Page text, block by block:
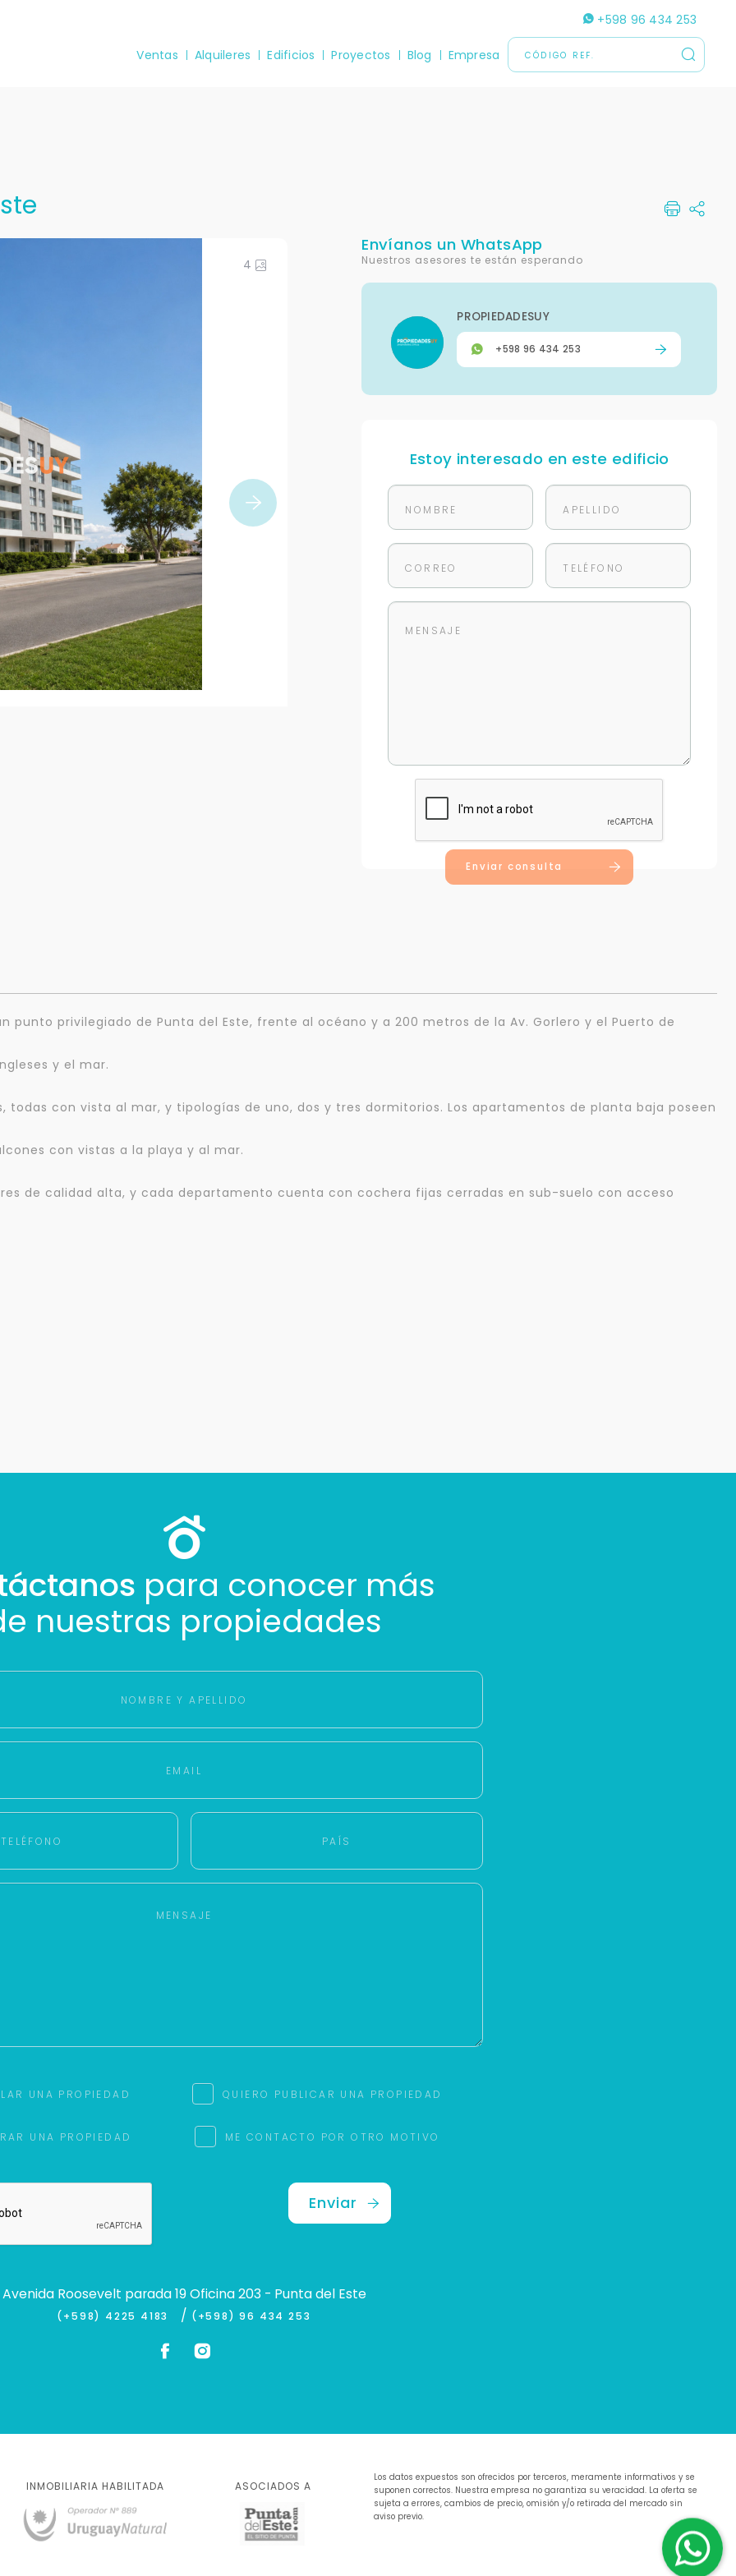
+598 96 434 253
Ventas Alquileres Edificios Proyectos Blog Empresa
4
Envíanos un WhatsApp
Nuestros asesores te están esperando
PROPIEDADESUY
+598 96 434 253
Estoy interesado en este edificio
Enviar consulta
punto privilegiado de Punta del Este, frente al océano y a 200 metros de la Av. Gorlero y el Puerto de
y el mar.
con vista al mar, y tipologías de uno, dos y tres dormitorios. Los apartamentos de planta baja poseen
con vistas a la playa y al mar.
de calidad alta, y cada departamento cuenta con cochera fijas cerradas en sub-suelo con acceso
para conocer más
nuestras propiedades
UNA PROPIEDAD QUIERO PUBLICAR UNA PROPIEDAD
UNA PROPIEDAD ME CONTACTO POR OTRO MOTIVO
Enviar
Avenida Roosevelt parada 19 Oficina 203 - Punta del Este
(+598) 4225 4183 / (+598) 96 434 253
INMOBILIARIA HABILITADA ASOCIADOS A
Los datos expuestos son ofrecidos por terceros, meramente informativos y se
suponen correctos. Nuestra empresa no garantiza su veracidad. La oferta se
sujeta a errores, cambios de precio, omisión y/o retirada del mercado sin
aviso previo.
mejor y más rápido
Déjanos tus datos para identificar tu consulta en el sistema de gestión de
clientes.
Tu nombre *
Cancelar
Buscamos darte la mejor experiencia.
Con estos datos podemos responderte mejor y más rápido.